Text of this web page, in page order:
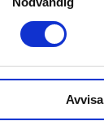
Avvisa